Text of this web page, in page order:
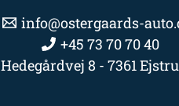
info@ostergaards-
+45 73 70 70 40
Hedegårdvej 8 - 7361